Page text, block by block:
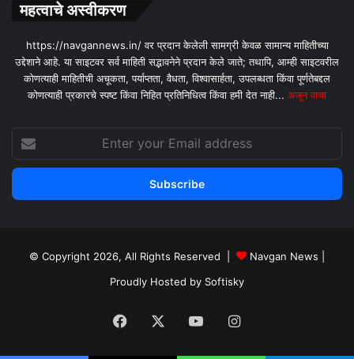
महत्वाचे अस्वीकरण
https://navgannews.in/ वर प्रदान केलेली सामग्री केवळ सामान्य माहितीच्या
उद्देशाने आहे. या साइटवर सर्व माहिती सद्भावनेने प्रदान केले जाते; तथापि, आम्ही साइटवरील
कोणत्याही माहितीची अचूकता, पर्याप्तता, वैधता, विश्वासार्हता, उपलब्धता किंवा पूर्णतेबद्दल
कोणत्याही प्रकारचे स्पष्ट किंवा निहित प्रतिनिधित्व किंवा हमी देत ​​नाही... अजून वाचा
your
Email
© Copyright 2026, All Rights Reserved | Navgan News
Proudly Hosted by Softisky
Facebook YouTubeInstagram